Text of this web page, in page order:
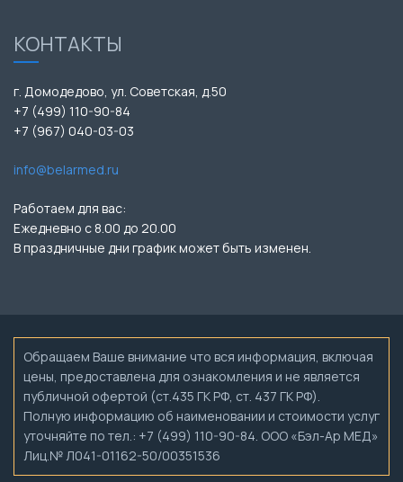
КОНТАКТЫ
г. Домодедово, ул. Советская, д.50
+7 (499) 110-90-84
+7 (967) 040-03-03
info@belarmed.ru
Работаем для вас:
Ежедневно с 8.00 до 20.00
В праздничные дни график может быть изменен.
Обращаем Ваше внимание что вся информация, включая
цены, предоставлена для ознакомления и не является
публичной офертой (ст.435 ГК РФ, ст. 437 ГК РФ).
Полную информацию об наименовании и стоимости услуг
уточняйте по тел.: +7 (499) 110-90-84. ООО «Бэл-Ар МЕД»
Лиц.№ Л041-01162-50/00351536